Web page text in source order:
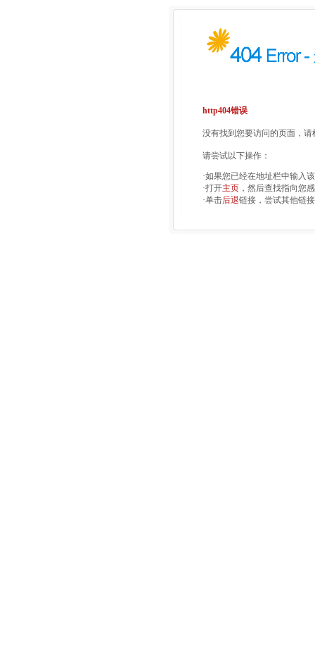
http404错误
没有找到您要访问的页面，
请尝试以下操作：
·如果您已经在地址栏中输入
·打开主页 ，然后查找指向您
·单击后退链接，尝试其他链